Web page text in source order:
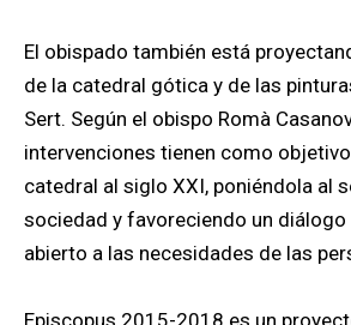
El obispado también está
de la catedral gótica y de las
Sert. Según el obispo Romà
intervenciones tienen como
catedral al siglo XXI, poniéndola al
sociedad y favoreciendo un
abierto a las necesidades de las
Episcopus 2015-2018 es un